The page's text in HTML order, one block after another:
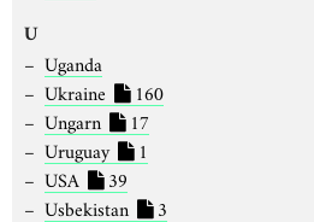
U
Uganda
Ukraine
160
Ungarn
17
Uruguay
1
USA
39
Usbekistan
3